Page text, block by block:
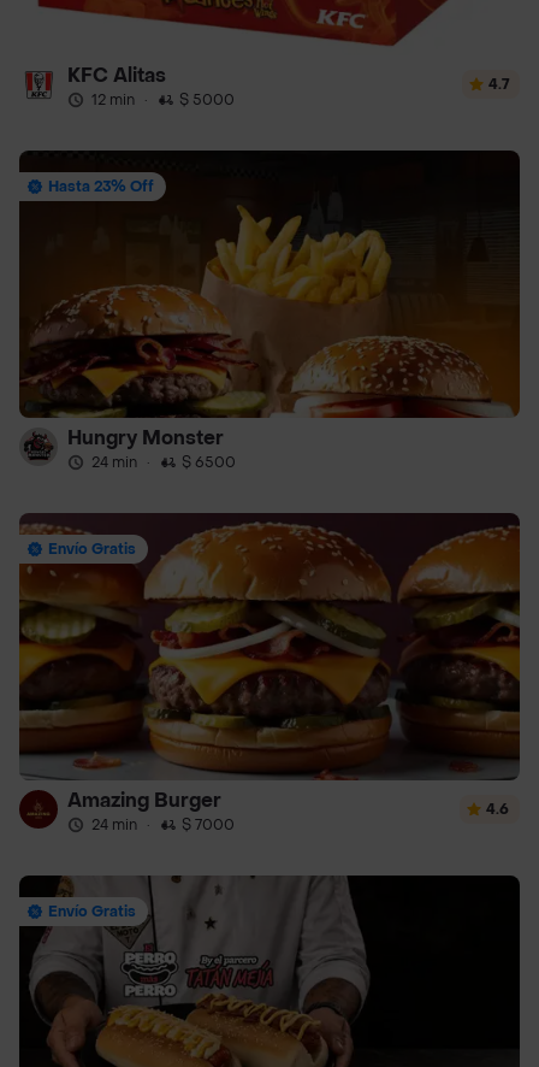
KFC Alitas
12 min · $ 5000
4.7
Hasta 23% Off
Hungry Monster
24 min · $ 6500
Envío Gratis
Amazing Burger
24 min · $ 7000
4.6
Envío Gratis